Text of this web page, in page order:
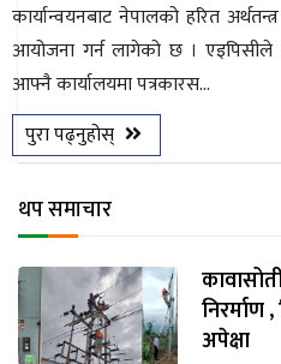
कार्यान्वयनबाट नेपालको हरित
आयोजना गर्न लागेको छ ।
आफ्नै कार्यालयमा पत्रकारस...
पुरा पढ्नुहोस्
थप समाचार
अपेक्षा